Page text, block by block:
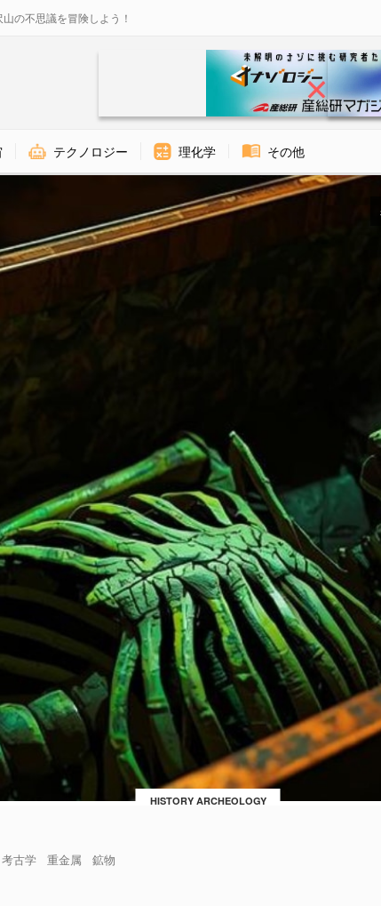
の不思議を冒険しよう！
テクノロジー 理化学 その他
HISTORY ARCHEOLOGY
考古学 重金属 鉱物